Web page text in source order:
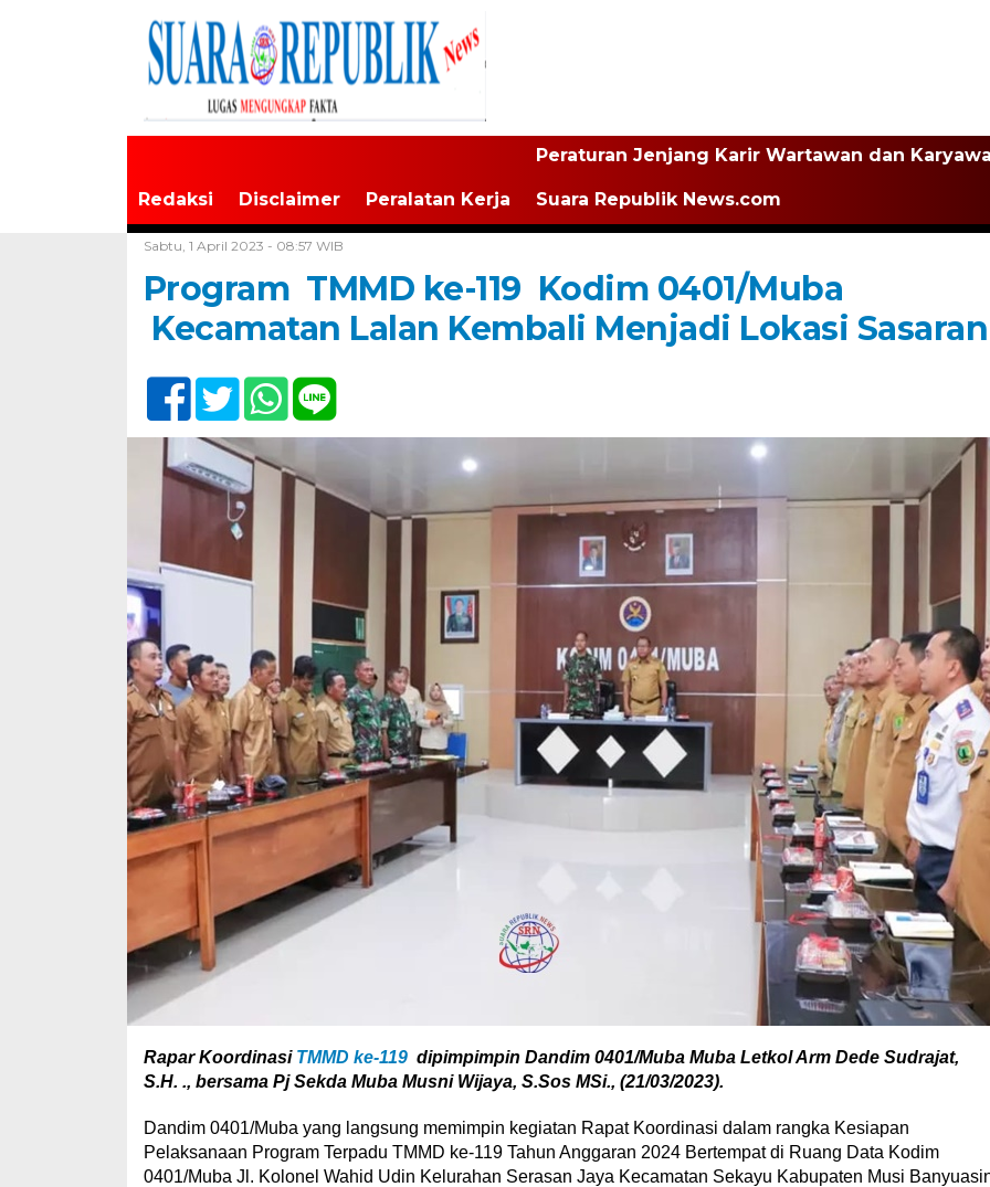
Redaksi Disclaimer Peralatan Kerja
Peraturan Jenjang Karir Wartawan dan
Suara Republik News.com
Sabtu, 1 April 2023 - 08:57 WIB
Program TMMD ke-119 Kodim 0401/Muba
Kecamatan Lalan Kembali Menjadi Lokasi Sasaran
Rapar Koordinasi TMMD ke-119 dipimpimpin Dandim 0401/Muba Muba Letkol Arm Dede Sudrajat,
S.H. ., bersama Pj Sekda Muba Musni Wijaya, S.Sos MSi., (21/03/2023).
Dandim 0401/Muba yang langsung memimpin kegiatan Rapat Koordinasi dalam rangka Kesiapan
Pelaksanaan Program Terpadu TMMD ke-119 Tahun Anggaran 2024 Bertempat di Ruang Data Kodim
0401/Muba Jl. Kolonel Wahid Udin Kelurahan Serasan Jaya Kecamatan Sekayu Kabupaten Musi